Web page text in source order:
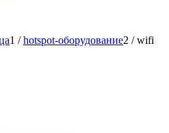
1 / hotspot-оборудование2 / wifi